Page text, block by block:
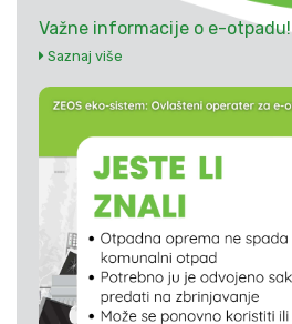
Važne informacije o e-otpadu!
Saznaj više